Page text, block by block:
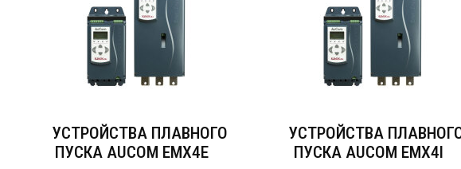
УСТРОЙСТВА ПЛАВНОГО
ПУСКА AUCOM EMX4E
УСТРОЙСТВА
ПУСКА AUCOM EMX4I